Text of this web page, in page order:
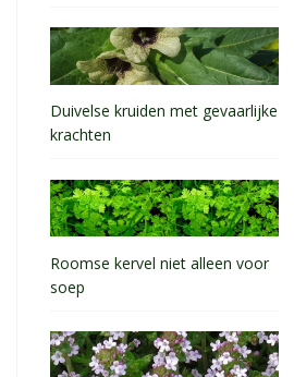
Duivelse kruiden met gevaarlijke
krachten
Roomse kervel niet alleen voor
soep